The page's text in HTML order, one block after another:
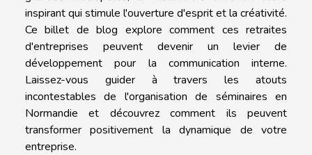
inspirant qui stimule l'ouverture d'esprit et la créativité.
Ce billet de blog explore comment ces retraites
d'entreprises peuvent devenir un levier de
développement pour la communication interne.
Laissez-vous guider à travers les atouts
incontestables de l'organisation de séminaires en
Normandie et découvrez comment ils peuvent
transformer positivement la dynamique de votre
entreprise.